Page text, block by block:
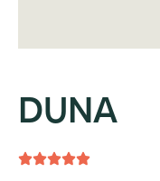
DUNA